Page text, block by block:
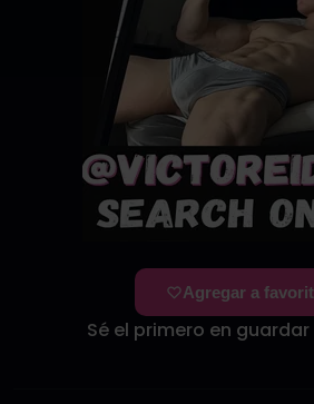
Agregar a
Sé el primero en